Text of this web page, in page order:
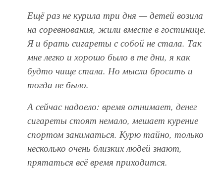
Ещё раз не курила три дня — детей возила
на соревнования, жили вместе в гостинице.
Я и брать сигареты с собой не стала. Так
мне легко и хорошо было в те дни, я как
будто чище стала. Но мысли бросить и
тогда не было.
А сейчас надоело: время отнимает, денег
сигареты стоят немало, мешает курение
спортом заниматься. Курю тайно, только
несколько очень близких людей знают,
прятаться всё время приходится.